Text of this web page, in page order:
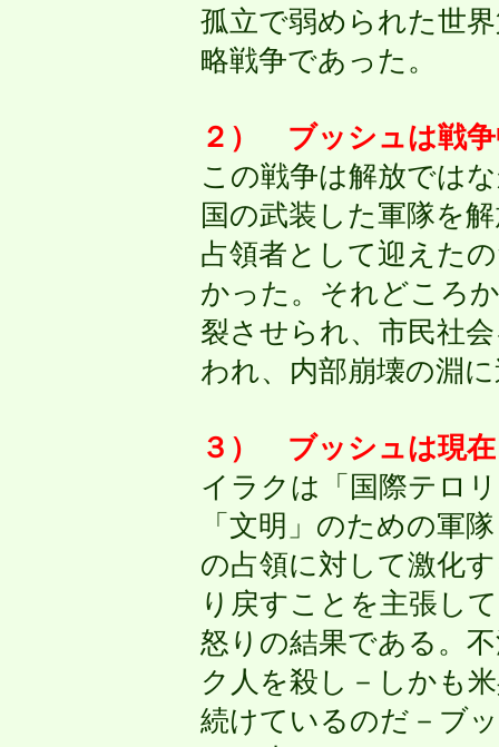
孤立で弱められた世
略戦争であった。
２） ブッシュは戦
この戦争は解放では
国の武装した軍隊を
占領者として迎えた
かった。それどころ
裂させられ、市民社
われ、内部崩壊の淵
３） ブッシュは現
イラクは「国際テロ
「文明」のための軍
の占領に対して激化
り戻すことを主張し
怒りの結果である。
ク人を殺し－しかも
続けているのだ－ブ